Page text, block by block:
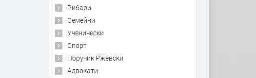
Рибари
Семейни
Ученически
Спорт
Поручик Ржевски
Адвокати